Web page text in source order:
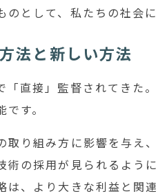
として、私たちの社会に
法と新しい方法
直接」監督されてきた
す。
り組み方に影響を与え
の採用が見られるよう
、より大きな利益と関連